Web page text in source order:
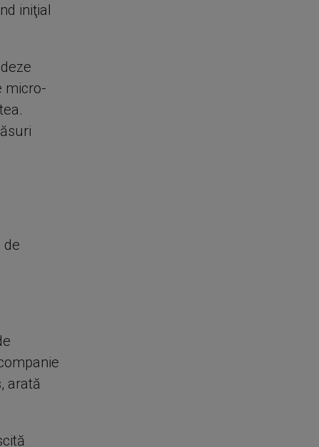
iniţial
micro-
de
arată